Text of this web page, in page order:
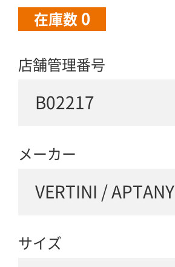
在庫数 0
店舗管理番号
B02217
メーカー
VERTINI / APTANY
サイズ